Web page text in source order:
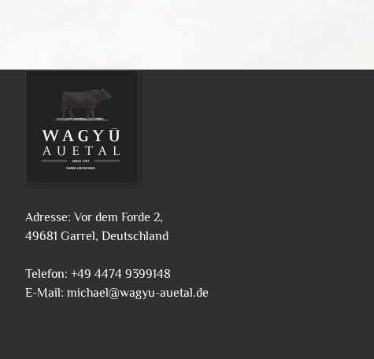
Adresse: Vor dem Forde 2,
49681 Garrel, Deutschland
Telefon: +49 4474 9399148
E-Mail: michael@wagyu-auetal.de